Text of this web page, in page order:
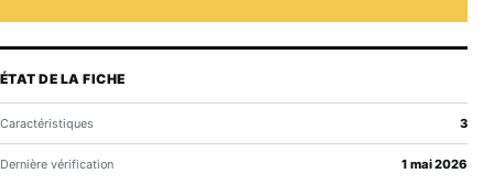
ÉTAT DE LA FICHE
Caractéristiques 3
Dernière vérification 1 mai 2026